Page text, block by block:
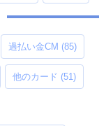
過払い金CM (85)
他のカード (51)